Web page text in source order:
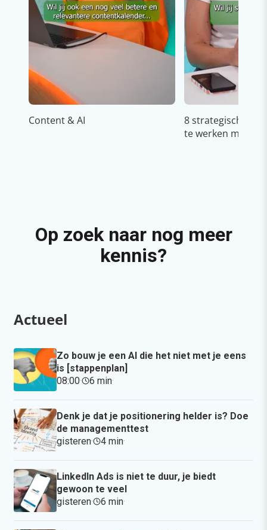
Content & AI
8 strategische
te werken met
Op zoek naar nog meer
kennis?
Actueel
Zo bouw je een AI die het niet met je eens
is [stappenplan]
08:00· 6 min·
Denk je dat je positionering helder is? Doe
de managementtest
gisteren· 4 min·
LinkedIn Ads is niet te duur, je biedt
gewoon te veel
gisteren· 6 min·